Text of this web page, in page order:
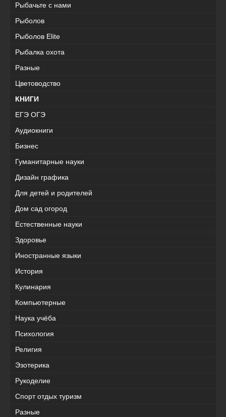
Рыбачьте с нами
Рыболов
Рыболов Elite
Рыбалка охота
Разные
Цветоводство
КНИГИ
ЕГЭ ОГЭ
Аудиокниги
Бизнес
Гуманитарные науки
Дизайн графика
Для детей и родителей
Дом сад огород
Естественные науки
Здоровье
Иностранные языки
История
Кулинария
Компьютерные
Наука учёба
Психология
Религия
Эзотерика
Рукоделие
Спорт отдых туризм
Разные